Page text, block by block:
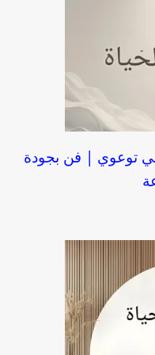
توعوي | فن بجودة